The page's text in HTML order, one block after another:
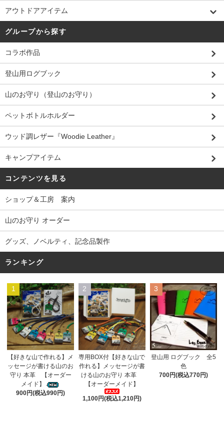
アウトドアアイテム
グループから探す
コラボ作品
登山用ログブック
山のお守り（登山のお守り）
ペットボトルホルダー
ウッド調レザー『Woodie Leather』
キャンプアイテム
コンテンツを見る
ショップ＆工房 案内
山のお守り オーダー
グッズ、ノベルティ、記念品製作
ランキング
1
【好きな山で作れる】メ
ッセージが書ける山のお
守り 本革 【オーダー
メイド】
900円(税込990円)
2
専用BOX付【好きな山で
作れる】メッセージが書
ける山のお守り 本革
【オーダーメイド】
1,100円(税込1,210円)
3
登山用 ログブック 全5
色
700円(税込770円)